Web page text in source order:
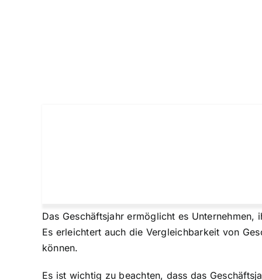
Das Geschäftsjahr ermöglicht es
Es erleichtert auch die Vergleichbarkeit von
können.
Es ist wichtig zu beachten, dass das